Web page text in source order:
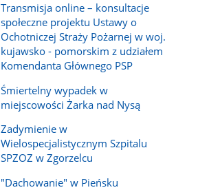
Transmisja online – konsultacje
społeczne projektu Ustawy o
Ochotniczej Straży Pożarnej w woj.
kujawsko - pomorskim z udziałem
Komendanta Głównego PSP
Śmiertelny wypadek w
miejscowości Żarka nad Nysą
Zadymienie w
Wielospecjalistycznym Szpitalu
SPZOZ w Zgorzelcu
"Dachowanie" w Pieńsku